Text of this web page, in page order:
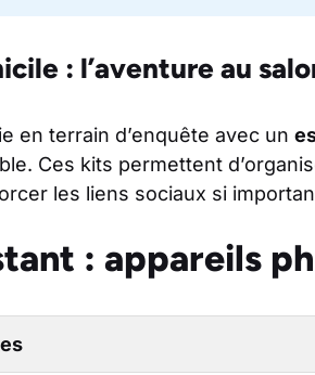
: l’aventure au
en terrain d’enquête avec un
Ces kits permettent
les liens sociaux si
: appareils